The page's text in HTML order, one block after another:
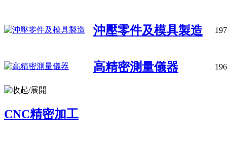
沖壓零件及模具製造 197
高精密測量儀器 196
CNC精密加工